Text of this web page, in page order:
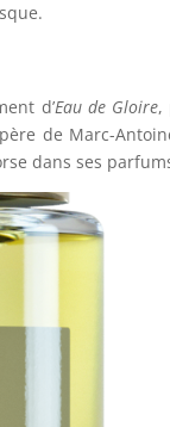
d’Eau de Gloire,
de Marc-
dans ses